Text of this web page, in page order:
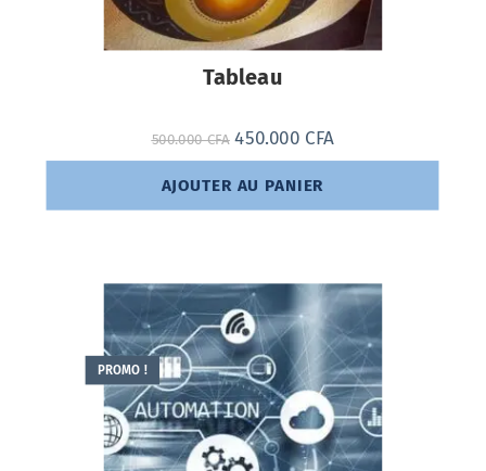
Tableau
500.000CFA 450.000 CFA
AJOUTER AU PANIER
PROMO !